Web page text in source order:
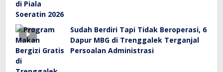
Sudah Berdiri Tapi Tidak Beroperasi, 6
Dapur MBG di Trenggalek Terganjal
Persoalan Administrasi